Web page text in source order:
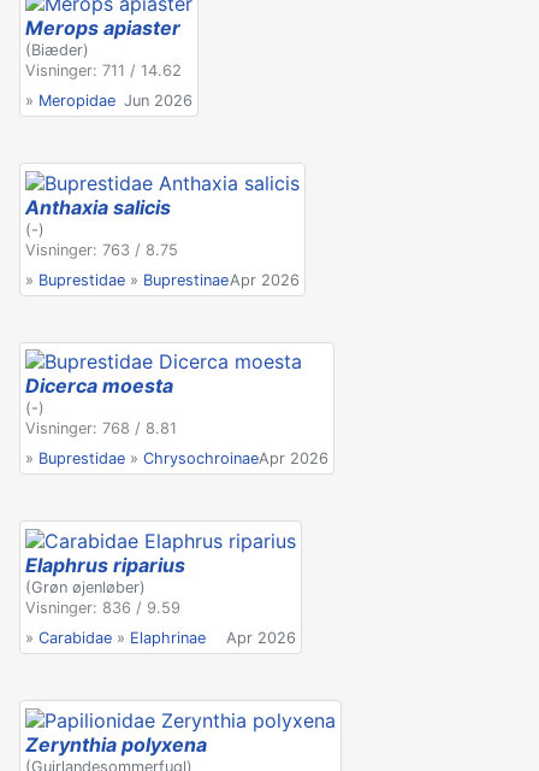
Merops apiaster
(Biæder)
Visninger: 711 / 14.62
» Meropidae Jun 2026
Anthaxia salicis
(-)
Visninger: 763 / 8.75
» Buprestidae » BuprestinaeApr 2026
Dicerca moesta
(-)
Visninger: 768 / 8.81
» Buprestidae » ChrysochroinaeApr 2026
Elaphrus riparius
(Grøn øjenløber)
Visninger: 836 / 9.59
» Carabidae » Elaphrinae Apr 2026
Zerynthia polyxena
(Guirlandesommerfugl)